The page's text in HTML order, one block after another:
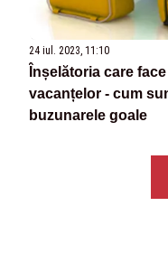
24 iul. 2023, 11:10
Înșelătoria care
vacanțelor - cum
buzunarele goale